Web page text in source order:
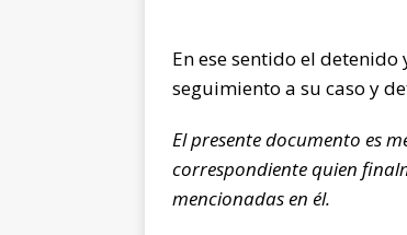
En ese sentido el
seguimiento a su caso y
El presente documento es
correspondiente quien
mencionadas en él.